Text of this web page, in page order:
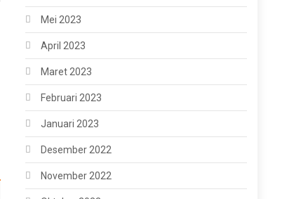
Mei 2023
April 2023
Maret 2023
Februari 2023
Januari 2023
Desember 2022
November 2022